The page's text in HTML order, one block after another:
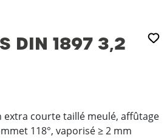
DIN 1897 3‚2
extra courte taillé meulé, affûtage
118°, vaporisé ≥ 2 mm